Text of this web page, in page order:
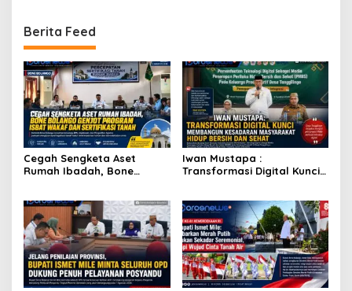
Berita Feed
Cegah Sengketa Aset
Rumah Ibadah, Bone
Tanah
Iwan Mustapa :
Transformasi Digital Kunci
dan Sehat